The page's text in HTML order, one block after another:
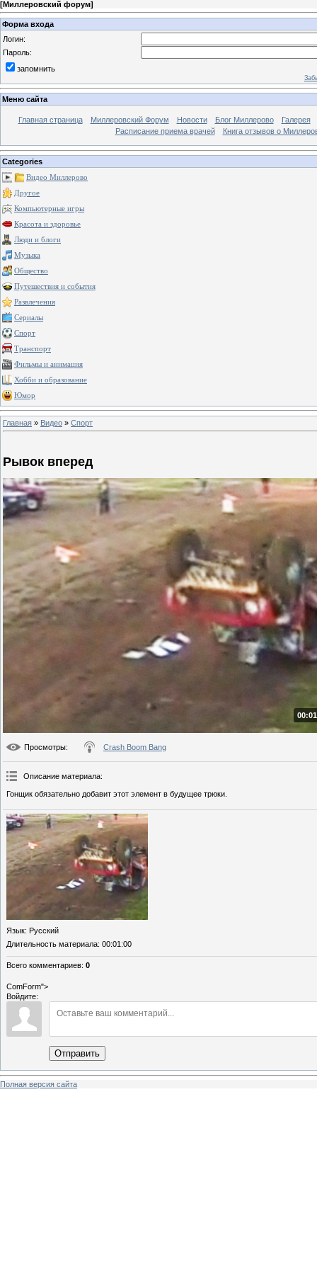
[Миллеровский форум]
Форма входа
Логин:
Пароль:
запомнить
Меню сайта
Главная страница Миллеровский Форум Новости Блог Миллерово
Галерея
Расписание приема врачей
Книга отзывов о
Categories
Видео Миллерово
Другое
Компьютерные игры
Красота и здоровье
Люди и блоги
Музыка
Общество
Путешествия и события
Развлечения
Сериалы
Спорт
Транспорт
Фильмы и анимация
Хобби и образование
Юмор
Главная » Видео » Спорт
Рывок вперед
Просмотры: Crash Boom Bang
Описание материала:
Гонщик обязательно добавит этот элемент в будущее трюки.
Язык: Русский
Длительность материала: 00:01:00
Всего комментариев: 0
ComForm">
Войдите:
Отправить
Полная версия сайта